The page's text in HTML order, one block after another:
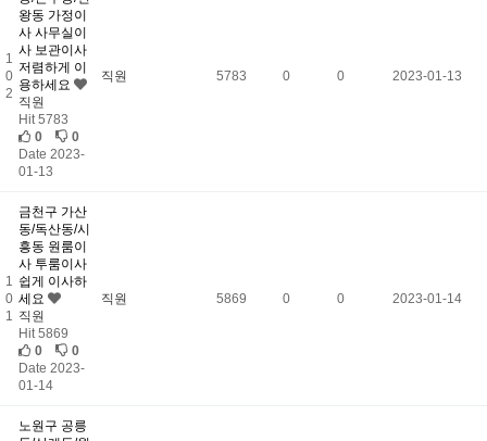
1
0
2
왕동 가정이
사 사무실이
사 보관이사
저렴하게 이
용하세요
직원
Hit 5783
0
0
Date 2023-
01-13
직원 5783 0 0 2023-01-13
1
0
1
금천구 가산
동/독산동/시
흥동 원룸이
사 투룸이사
쉽게 이사하
세요
직원
Hit 5869
0
0
Date 2023-
01-14
직원 5869 0 0 2023-01-14
노원구 공릉